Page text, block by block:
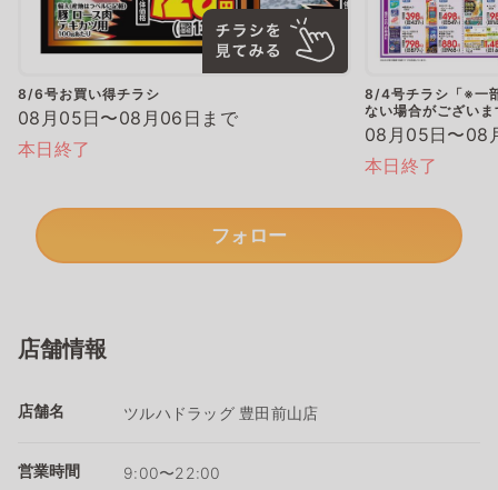
8/6号お買い得チラシ
08月05日〜08月06日まで
本日終了
8/4号チラシ「※一
ない場合がございま
08月05日〜08
本日終了
フォロー
店舗情報
店舗名 ツルハドラッグ 豊田前山店
営業時間 9:00〜22:00